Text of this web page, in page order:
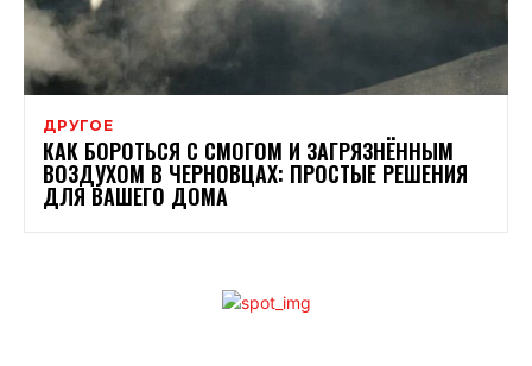
ДРУГОЕ
КАК БОРОТЬСЯ С СМОГОМ И ЗАГРЯЗНЁННЫМ
ВОЗДУХОМ В ЧЕРНОВЦАХ: ПРОСТЫЕ РЕШЕНИЯ
ДЛЯ ВАШЕГО ДОМА